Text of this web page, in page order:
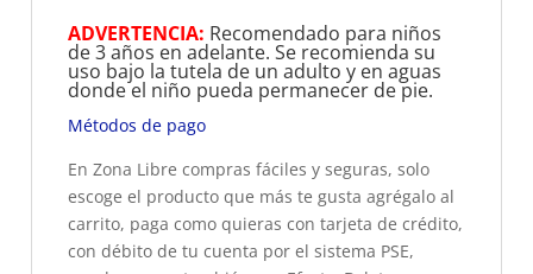
ADVERTENCIA: Recomendado para niños
de 3 años en adelante. Se recomienda su
uso bajo la tutela de un adulto y en aguas
donde el niño pueda permanecer de pie.
Métodos de pago
En Zona Libre compras fáciles y seguras, solo
escoge el producto que más te gusta agrégalo al
carrito, paga como quieras con tarjeta de crédito,
con débito de tu cuenta por el sistema PSE,